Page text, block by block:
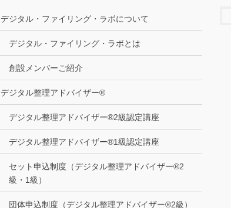
デジタル・ファイリング・ラボについて
デジタル・ファイリング・ラボとは
創設メンバーご紹介
デジタル整理アドバイザー®
デジタル整理アドバイザー®2級認定講座
デジタル整理アドバイザー®1級認定講座
セット申込制度（デジタル整理アドバイザー®2
級・1級）
団体申込制度（デジタル整理アドバイザー®2級）